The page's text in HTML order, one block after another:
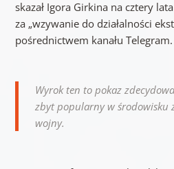
skazał Igora Girkina na cztery
za „wzywanie do działalności
pośrednictwem kanału Telegram.
Wyrok ten to pokaz
zbyt popularny w środowisku
wojny.